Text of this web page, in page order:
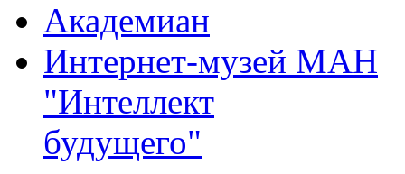
Академиан
Интернет-музей МАН
"Интеллект
будущего"